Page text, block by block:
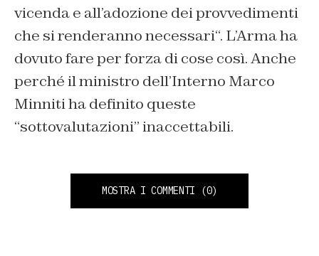
vicenda e all’adozione dei provvedimenti
che si renderanno necessari“. L’Arma ha
dovuto fare per forza di cose così. Anche
perché il ministro dell’Interno Marco
Minniti ha definito queste
“sottovalutazioni” inaccettabili.
MOSTRA I COMMENTI (0)